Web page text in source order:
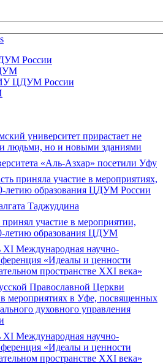
России
ЦДУМ России
университет прирастает не
людьми, но и новыми зданиями
«Аль-Азхар» посетили Уфу
приняла участие в мероприятиях,
летию образования ЦДУМ России
Таджуддина
участие в мероприятии,
летию образования ЦДУМ
XI Международная научно-
«Идеалы и ценности
пространстве XXI века»
Православной Церкви
мероприятиях в Уфе, посвященных
духовного управления
XI Международная научно-
«Идеалы и ценности
пространстве XXI века»